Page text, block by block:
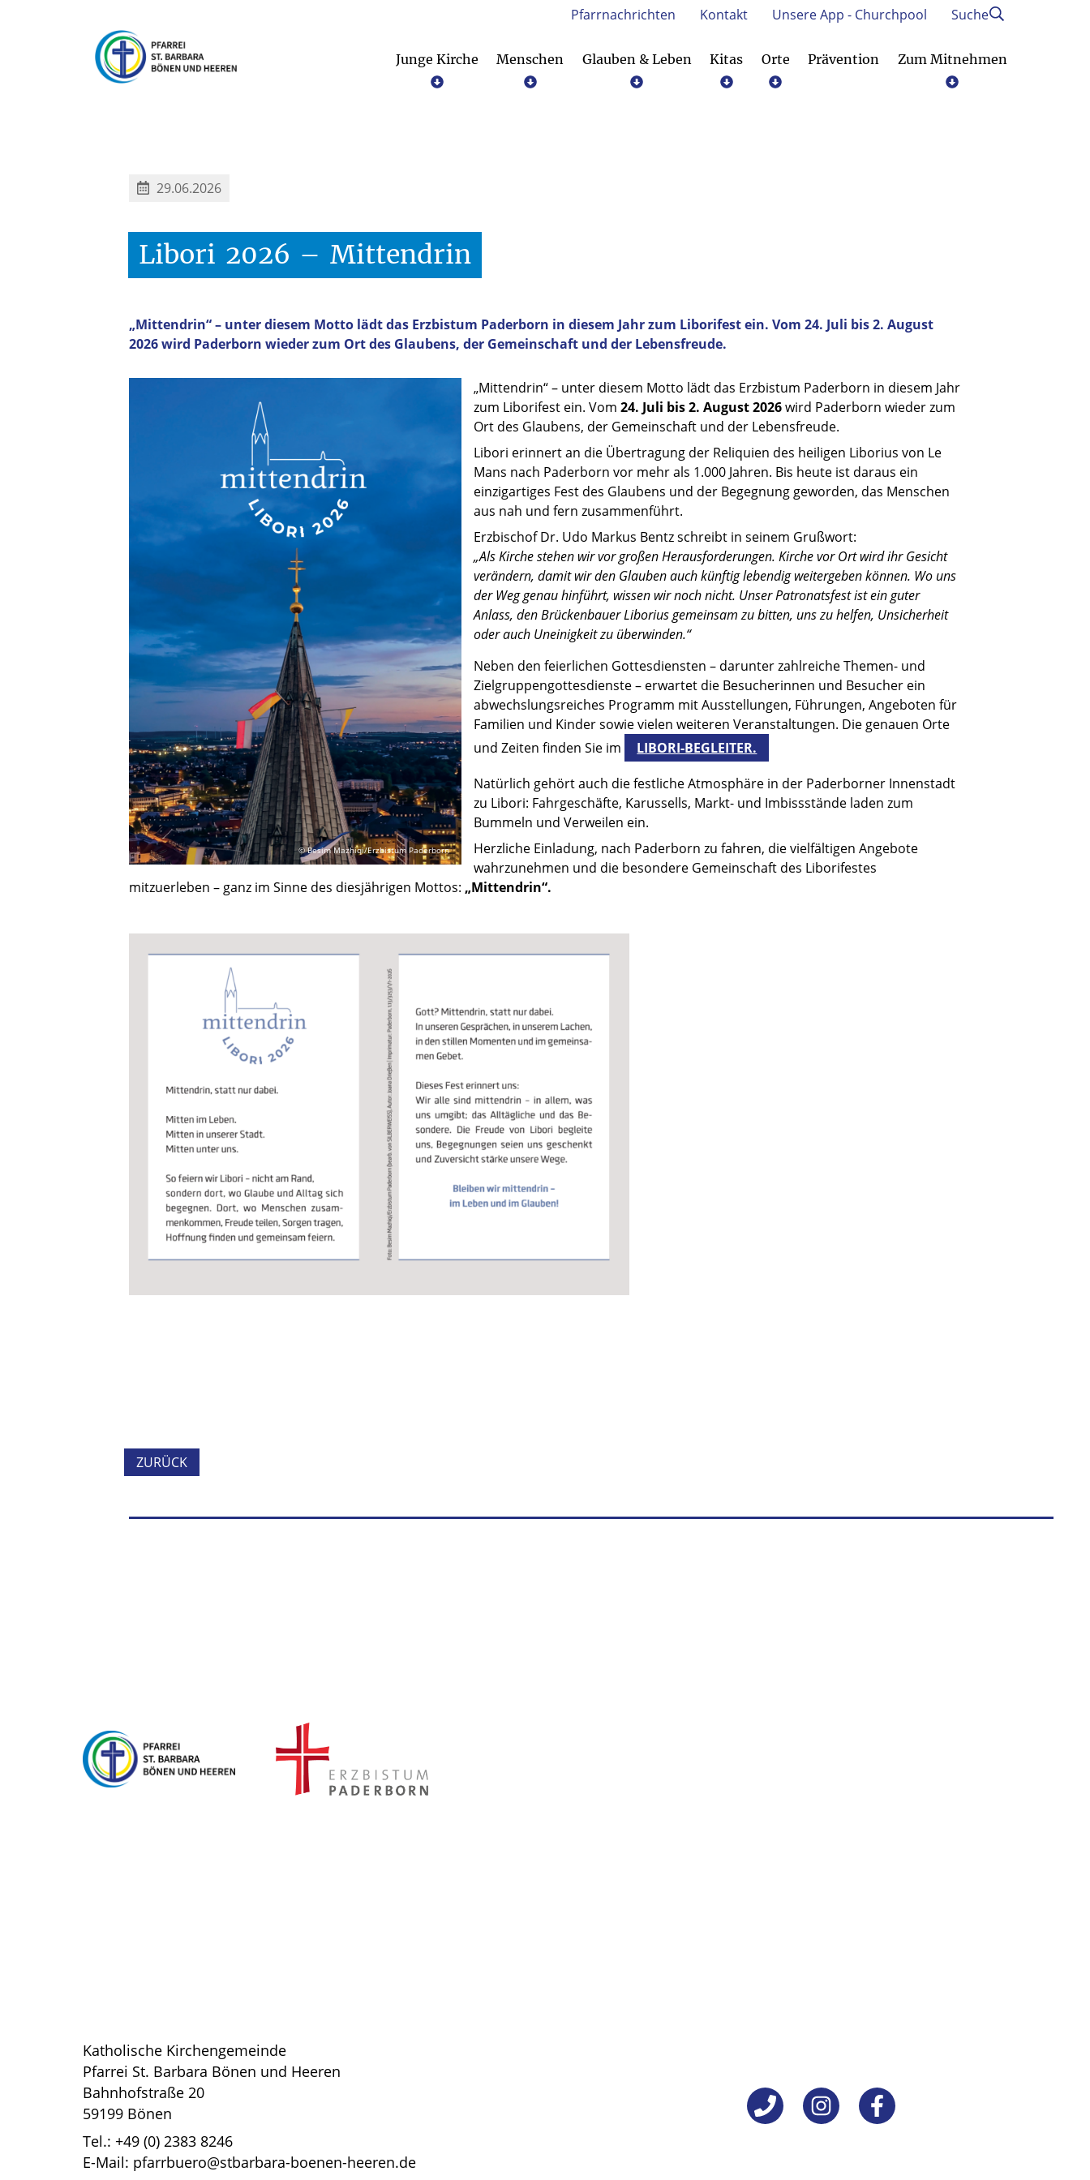
Junge Kirche Menschen Glauben & Leben Kitas Orte Prävention Zum Mitnehmen
Pfarrnachrichten Kontakt Unsere App - Churchpool Suche
29.06.2026
Libori 2026 – Mittendrin
„Mittendrin“ – unter diesem Motto lädt das Erzbistum Paderborn in diesem Jahr zum Liborifest ein. Vom 24. Juli bis 2. August
2026 wird Paderborn wieder zum Ort des Glaubens, der Gemeinschaft und der Lebensfreude.
© Besim Mazhiqi/Erzbistum Paderborn
„Mittendrin“ – unter diesem Motto lädt das Erzbistum Paderborn in diesem Jahr
zum Liborifest ein. Vom24. Juli bis 2. August 2026wird Paderborn wieder zum
Ort des Glaubens, der Gemeinschaft und der Lebensfreude.
Libori erinnert an die Übertragung der Reliquien des heiligen Liborius von Le
Mans nach Paderborn vor mehr als 1.000 Jahren. Bis heute ist daraus ein
einzigartiges Fest des Glaubens und der Begegnung geworden, das Menschen
aus nah und fern zusammenführt.
Erzbischof Dr. Udo Markus Bentz schreibt in seinem Grußwort:
„Als Kirche stehen wir vor großen Herausforderungen. Kirche vor Ort wird ihr Gesicht
verändern, damit wir den Glauben auch künftig lebendig weitergeben können. Wo uns
der Weg genau hinführt, wissen wir noch nicht. Unser Patronatsfest ist ein guter
Anlass, den Brückenbauer Liborius gemeinsam zu bitten, uns zu helfen, Unsicherheit
oder auch Uneinigkeit zu überwinden.“
Neben den feierlichen Gottesdiensten – darunter zahlreiche Themen- und
Zielgruppengottesdienste – erwartet die Besucherinnen und Besucher ein
abwechslungsreiches Programm mit Ausstellungen, Führungen, Angeboten für
Familien und Kinder sowie vielen weiteren Veranstaltungen. Die genauen Orte
und Zeiten finden Sie im
LIBORI-BEGLEITER.
Natürlich gehört auch die festliche Atmosphäre in der Paderborner Innenstadt
zu Libori: Fahrgeschäfte, Karussells, Markt- und Imbissstände laden zum
Bummeln und Verweilen ein.
Herzliche Einladung, nach Paderborn zu fahren, die vielfältigen Angebote
wahrzunehmen und die besondere Gemeinschaft des Liborifestes
mitzuerleben – ganz im Sinne des diesjährigen Mottos: „Mittendrin“.
ZURÜCK
Katholische Kirchengemeinde
Pfarrei St. Barbara Bönen und Heeren
Bahnhofstraße 20
59199 Bönen
Tel.: +49 (0) 2383 8246
E-Mail: pfarrbuero@stbarbara-boenen-heeren.de